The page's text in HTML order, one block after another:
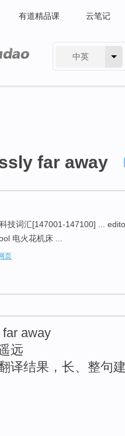
有道精品课 云笔记
中英
far away
技词汇[147001-147100] ...
电火花机床 ...
页
away
远
译结果，长、整句